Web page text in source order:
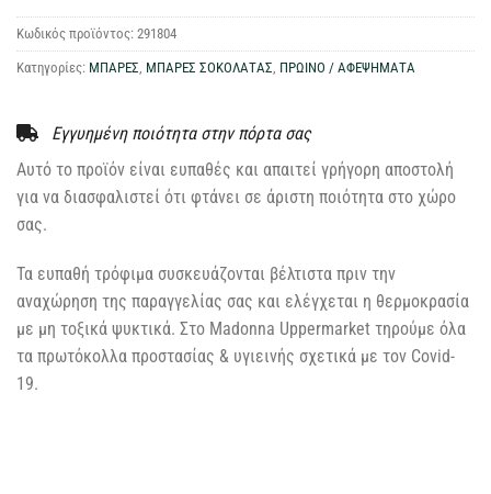
Κωδικός προϊόντος: 291804
Κατηγορίες: ΜΠΑΡΕΣ ΜΠΑΡΕΣ ΣΟΚΟΛΑΤΑΣ ΠΡΩΙΝΟ / ΑΦΕΨΗΜΑΤΑ
Εγγυημένη ποιότητα στην πόρτα σας
Αυτό το προϊόν είναι ευπαθές και απαιτεί γρήγορη αποστολή
για να διασφαλιστεί ότι φτάνει σε άριστη ποιότητα στο χώρο
σας.
Τα ευπαθή τρόφιμα συσκευάζονται βέλτιστα πριν την
αναχώρηση της παραγγελίας σας και ελέγχεται η θερμοκρασία
με μη τοξικά ψυκτικά. Στο Madonna Uppermarket τηρούμε όλα
τα πρωτόκολλα προστασίας & υγιεινής σχετικά με τον Covid-
19.